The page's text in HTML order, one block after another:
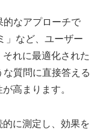
的なアプローチで
」など、ユーザー
れに最適化された
質問に直接答える
高まります。
に測定し、効果を